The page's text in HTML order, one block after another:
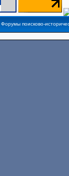
Форумы поисково-